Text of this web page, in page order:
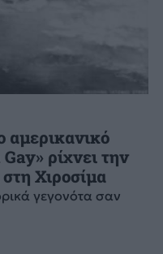
αμερικανικό
ρίχνει την
Χιροσίμα
γεγονότα σαν